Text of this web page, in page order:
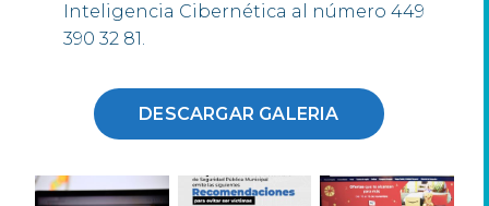
Inteligencia Cibernética al número 449
390 32 81.
DESCARGAR GALERIA